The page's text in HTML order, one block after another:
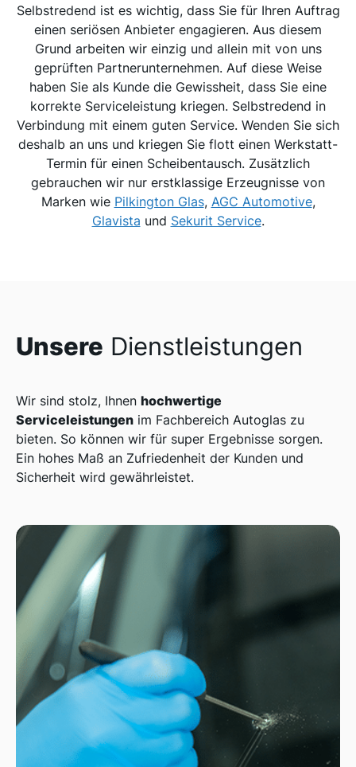
Selbstredend ist es wichtig, dass Sie für Ihren Auftrag
einen seriösen Anbieter engagieren. Aus diesem
Grund arbeiten wir einzig und allein mit von uns
geprüften Partnerunternehmen. Auf diese Weise
haben Sie als Kunde die Gewissheit, dass Sie eine
korrekte Serviceleistung kriegen. Selbstredend in
Verbindung mit einem guten Service. Wenden Sie sich
deshalb an uns und kriegen Sie flott einen Werkstatt-
Termin für einen Scheibentausch. Zusätzlich
gebrauchen wir nur erstklassige Erzeugnisse von
Marken wie Pilkington Glas, AGC Automotive,
Glavista und Sekurit Service.
Unsere Dienstleistungen
Wir sind stolz, Ihnen hochwertige
Serviceleistungen im Fachbereich Autoglas zu
bieten. So können wir für super Ergebnisse sorgen.
Ein hohes Maß an Zufriedenheit der Kunden und
Sicherheit wird gewährleistet.